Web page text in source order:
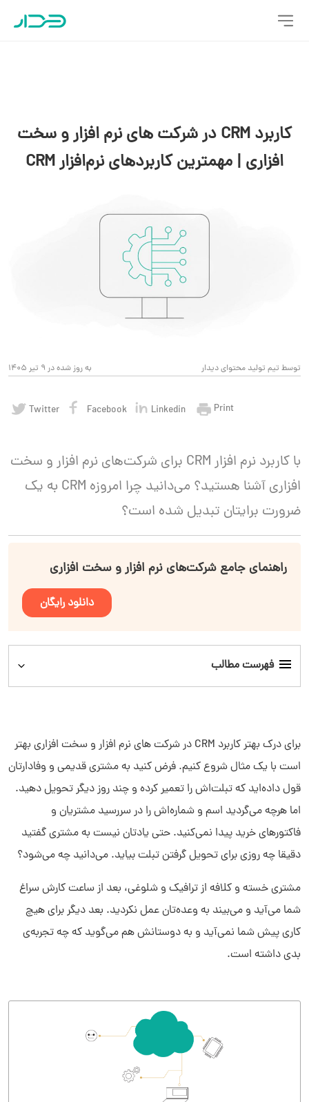
کاربرد CRM در شرکت های نرم افزار و سخت
افزاری | مهمترین کاربردهای نرم‌افزار CRM
به روز شده در 9 تیر 1405 توسط تیم تولید محتوای دیدار
Twitter Facebook Linkedin Print
با کاربرد نرم افزار CRM برای شرکت‌های نرم افزار و سخت
افزاری آشنا هستید؟ می‌دانید چرا امروزه CRM به یک
ضرورت برایتان تبدیل شده است؟
راهنمای جامع شرکت‌های نرم افزار و سخت افزاری
دانلود رایگان
فهرست مطالب
کاربرد نرم افزار CRM برای شرکت‌های نرم افزاری و سخت افزاری
برای درک بهتر کاربرد CRM در شرکت های نرم افزار و سخت افزاری بهتر
است با یک مثال شروع کنیم. فرض کنید به مشتری قدیمی و وفادارتان
قول داده‌اید که تبلت‌اش را تعمیر کرده و چند روز دیگر تحویل دهید.
اما هرچه می‌گردید اسم و شماره‌اش را در سررسید مشتریان و
فاکتورهای خرید پیدا نمی‌کنید. حتی یادتان نیست به مشتری گفتید
دقیقا چه روزی برای تحویل گرفتن تبلت بیاید. می‌دانید چه می‌شود؟
مشتری خسته و کلافه از ترافیک و شلوغی، بعد از ساعت کارش سراغ
شما می‌آید و می‌بیند به وعده‌تان عمل نکردید. بعد دیگر برای هیچ
کاری پیش شما نمی‌آید و به دوستانش هم می‌گوید که چه تجربه‌ی
بدی داشته است.